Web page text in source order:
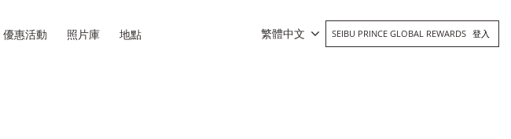
優惠活動 照片庫 地點 繁體中文 SEIBU PRINCE GLOBAL REWARDS 登入